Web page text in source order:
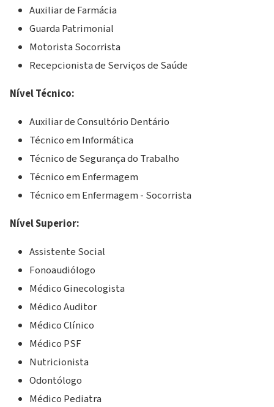
Auxiliar de Farmácia
Guarda Patrimonial
Motorista Socorrista
Recepcionista de Serviços de Saúde
Nível Técnico:
Auxiliar de Consultório Dentário
Técnico em Informática
Técnico de Segurança do Trabalho
Técnico em Enfermagem
Técnico em Enfermagem - Socorrista
Nível Superior:
Assistente Social
Fonoaudiólogo
Médico Ginecologista
Médico Auditor
Médico Clínico
Médico PSF
Nutricionista
Odontólogo
Médico Pediatra